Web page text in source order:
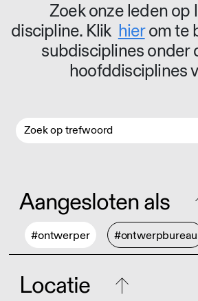
Zoek onze leden op
discipline. Klik hierom te
subdisciplines onder
hoofddisciplines
Aangesloten als
#ontwerper #ontwerpbureau
Locatie